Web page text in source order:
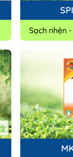
Sạch nhện